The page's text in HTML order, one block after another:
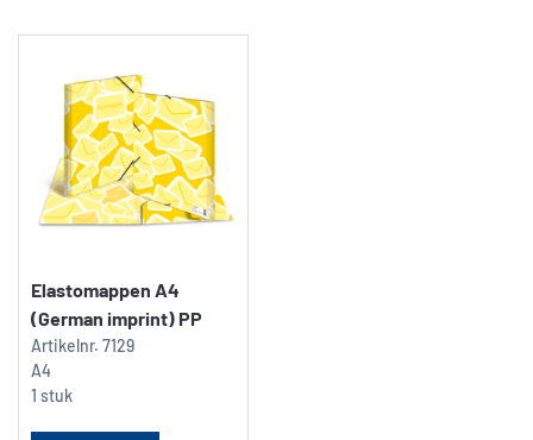
Elastomappen A4
(German imprint) PP
Artikelnr. 7129
A4
1 stuk